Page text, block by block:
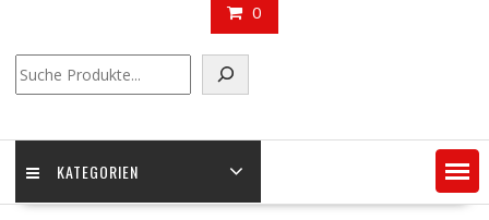
0
KATEGORIEN